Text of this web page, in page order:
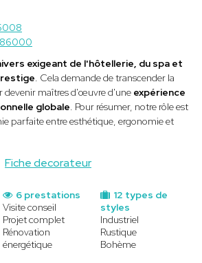
Fiche decorateur
86000
exigeant de l'hôtellerie, du spa et
. Cela demande de transcender la
devenir maîtres d'œuvre d'une expérience
globale . Pour résumer, notre rôle est
parfaite entre esthétique, ergonomie et
12 types de
styles
Industriel
Rustique
Bohème
6 prestations
Visite conseil
Projet complet
Rénovation
énergétique